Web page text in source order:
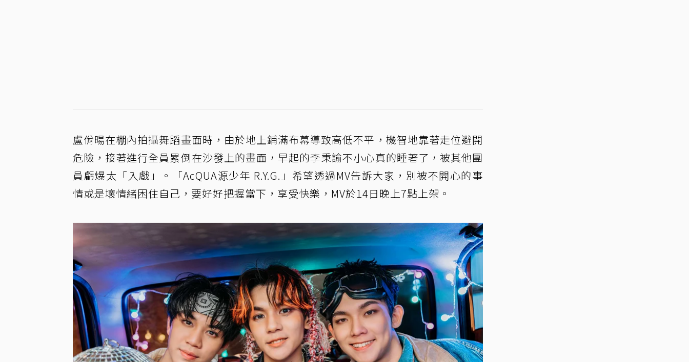
盧佾暘在棚內拍攝舞蹈畫面時，由於地上鋪滿布幕導致高低不平，機智地靠著走位避開
危險，接著進行全員累倒在沙發上的畫面，早起的李秉諭不小心真的睡著了，被其他團
員虧爆太「入戲」。「AcQUA源少年 R.Y.G.」希望透過MV告訴大家，別被不開心的事
情或是壞情緒困住自己，要好好把握當下，享受快樂，MV於14日晚上7點上架。